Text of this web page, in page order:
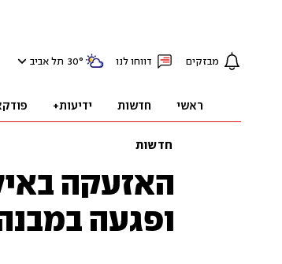
מבזקים דווחו לנו 30° תל אביב
ראשי חדשות ידיעות+
חדשות
האזעקה
ופגעה